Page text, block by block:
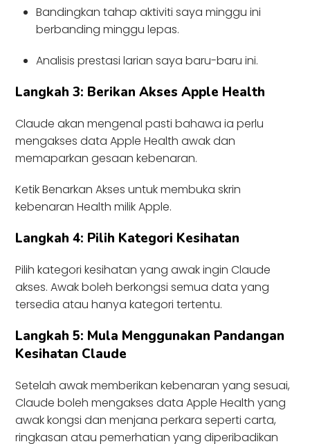
Bandingkan tahap aktiviti saya minggu ini
berbanding minggu lepas.
Analisis prestasi larian saya baru-baru ini.
Langkah 3: Berikan Akses Apple Health
Claude akan mengenal pasti bahawa ia perlu
mengakses data Apple Health awak dan
memaparkan gesaan kebenaran.
Ketik Benarkan Akses untuk membuka skrin
kebenaran Health milik Apple.
Langkah 4: Pilih Kategori Kesihatan
Pilih kategori kesihatan yang awak ingin Claude
akses. Awak boleh berkongsi semua data yang
tersedia atau hanya kategori tertentu.
Langkah 5: Mula Menggunakan Pandangan
Kesihatan Claude
Setelah awak memberikan kebenaran yang sesuai,
Claude boleh mengakses data Apple Health yang
awak kongsi dan menjana perkara seperti carta,
ringkasan atau pemerhatian yang diperibadikan